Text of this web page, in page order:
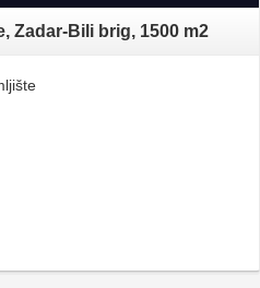
Zadar-Bili brig, 1500 m2